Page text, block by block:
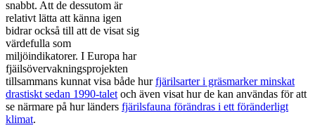
snabbt. Att de dessutom är
relativt lätta att känna igen
bidrar också till att de visat sig
värdefulla som
miljöindikatorer. I Europa har
fjäilsövervakningsprojekten
tillsammans kunnat visa både hurfjärilsarter i gräsmarker minskat
drastiskt sedan 1990-talet och även visat hur de kan användas för att
se närmare på hur länders fjärilsfauna förändras i ett föränderligt
klimat.